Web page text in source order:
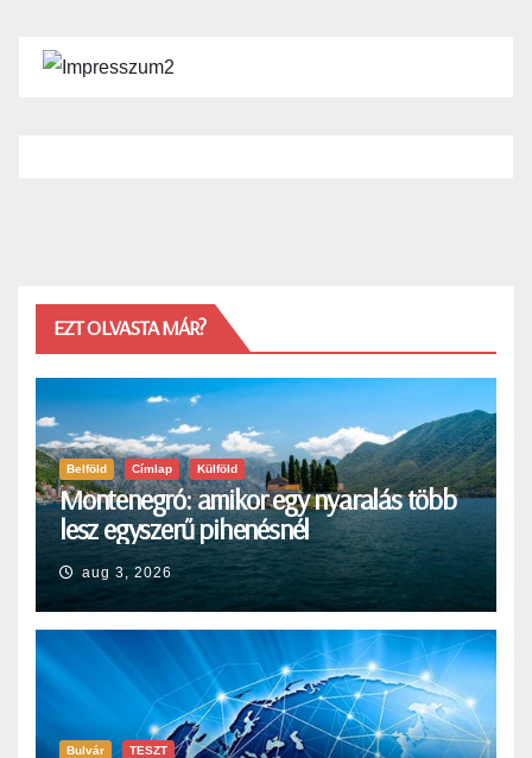
EZT OLVASTA MÁR?
Belföld Címlap Külföld
Montenegró: amikor egy nyaralás több
lesz egyszerű pihenésnél
aug 3, 2026
Bulvár TESZT